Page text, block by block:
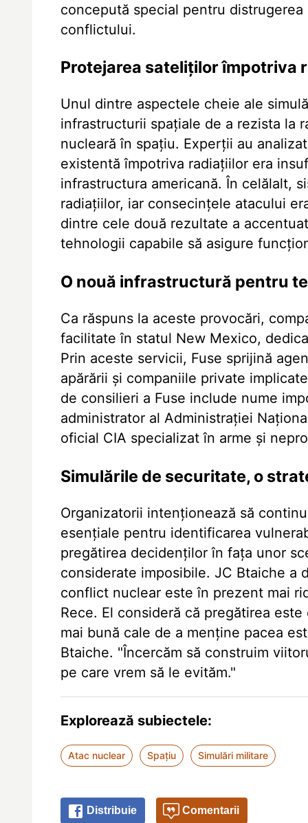
concepută special pentru
conflictului.
Protejarea sateliților împotriva
Unul dintre aspectele cheie ale
infrastructurii spațiale de a rezista la
nucleară în spațiu. Experții au
existentă împotriva radiațiilor era
infrastructura americană. În celălalt,
radiațiilor, iar consecințele atacului
dintre cele două rezultate a
tehnologii capabile să asigure
O nouă infrastructură pentru
Ca răspuns la aceste provocări,
facilitate în statul New Mexico,
Prin aceste servicii, Fuse sprijină
apărării și companiile private
de consilieri a Fuse include nume
administrator al Administrației
oficial CIA specializat în arme și
Simulările de securitate, o
Organizatorii intenționează să
esențiale pentru identificarea
pregătirea decidenților în fața unor
considerate imposibile. JC Btaiche a
conflict nuclear este în prezent mai
Rece. El consideră că pregătirea
mai bună cale de a menține pacea
Btaiche. "Încercăm să construim
pe care vrem să le evităm."
Explorează subiectele:
Atac nuclear Spațiu Simulări militare
Distribuie Comentarii